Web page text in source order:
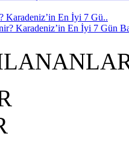
Karadeniz’in En İyi 7 Gü..